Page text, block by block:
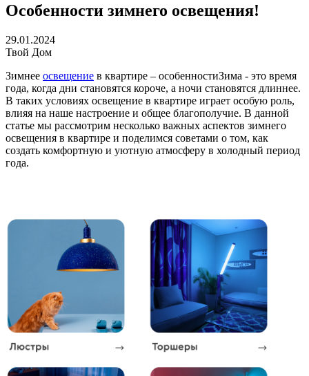
Особенности зимнего освещения!
29.01.2024
Твой Дом
Зимнее освещение в квартире – особенностиЗима - это время
года, когда дни становятся короче, а ночи становятся длиннее.
В таких условиях освещение в квартире играет особую роль,
влияя на наше настроение и общее благополучие. В данной
статье мы рассмотрим несколько важных аспектов зимнего
освещения в квартире и поделимся советами о том, как
создать комфортную и уютную атмосферу в холодный период
года.